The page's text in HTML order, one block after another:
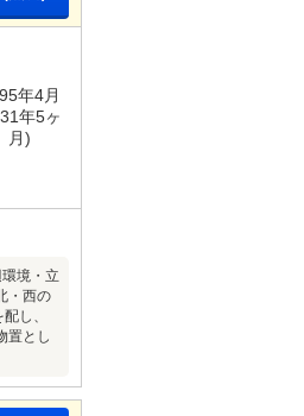
年4月
年5ヶ
月)
境・立
・西の
し、
置とし